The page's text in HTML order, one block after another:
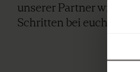
unserer Partner wird
Schritten bei euch